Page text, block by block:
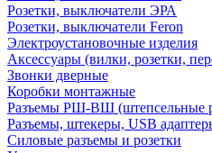
Розетки, выключатели ЭРА
Розетки, выключатели Feron
Электроустановочные изделия
Аксессуары (вилки, розетки,
Звонки дверные
Коробки монтажные
Разъемы РШ-ВШ (штепсельные
Разъемы, штекеры, USB
Силовые разъемы и розетки